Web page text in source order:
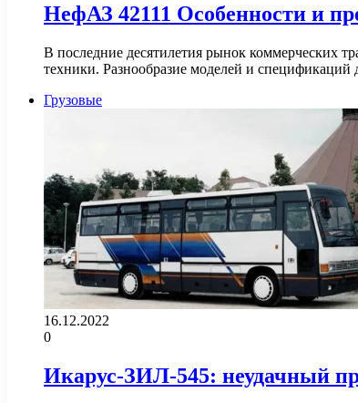
НефАЗ 42111 Особенности и
В последние десятилетия рынок коммерческих
техники. Разнообразие моделей и
Грузовые
16.12.2022
0
Икарус-ЗИЛ-545: неудачный